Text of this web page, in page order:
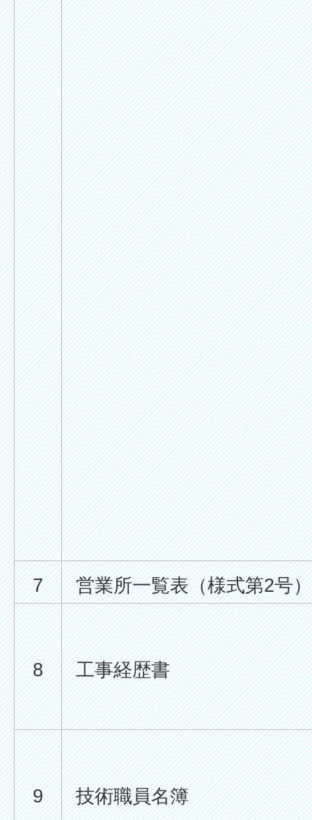
7 営業所一覧表（様式第2号）
8 工事経歴書
9 技術職員名簿